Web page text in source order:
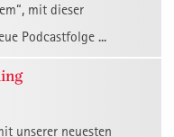
mit dieser
Podcastfolge ...
unserer neuesten